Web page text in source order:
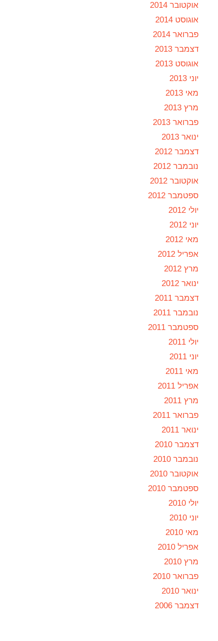
אוקטובר 2014
אוגוסט 2014
פברואר 2014
דצמבר 2013
אוגוסט 2013
יוני 2013
מאי 2013
מרץ 2013
פברואר 2013
ינואר 2013
דצמבר 2012
נובמבר 2012
אוקטובר 2012
ספטמבר 2012
יולי 2012
יוני 2012
מאי 2012
אפריל 2012
מרץ 2012
ינואר 2012
דצמבר 2011
נובמבר 2011
ספטמבר 2011
יולי 2011
יוני 2011
מאי 2011
אפריל 2011
מרץ 2011
פברואר 2011
ינואר 2011
דצמבר 2010
נובמבר 2010
אוקטובר 2010
ספטמבר 2010
יולי 2010
יוני 2010
מאי 2010
אפריל 2010
מרץ 2010
פברואר 2010
ינואר 2010
דצמבר 2006